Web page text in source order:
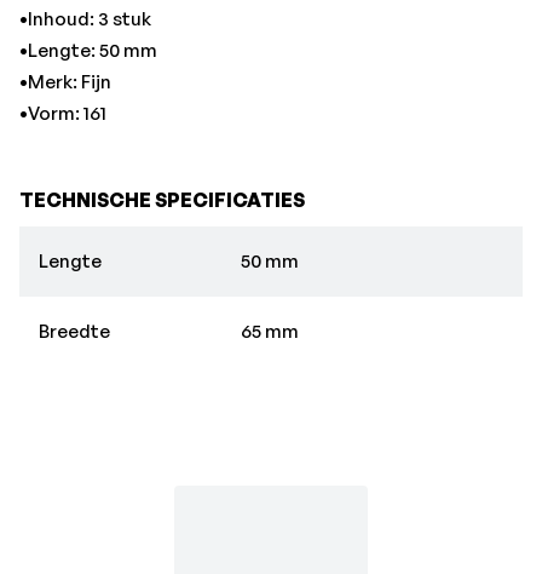
•Inhoud: 3 stuk
•Lengte: 50 mm
•Merk: Fijn
•Vorm: 161
TECHNISCHE SPECIFICATIES
Lengte 50 mm
Breedte 65 mm